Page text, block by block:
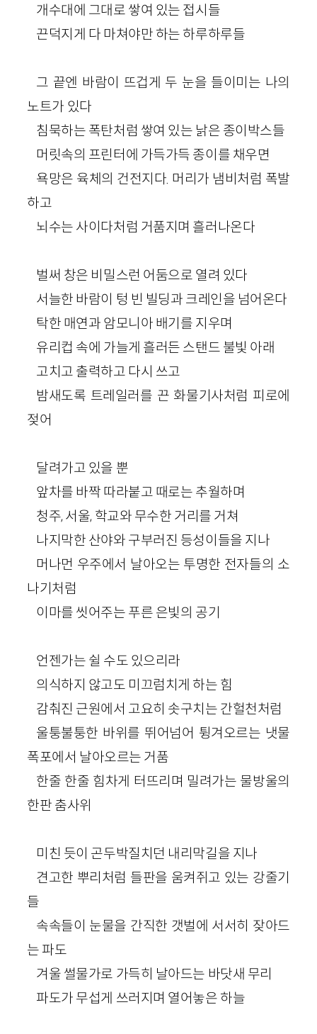
개수대에 그대로 쌓여 있는 접시들
끈덕지게 다 마쳐야만 하는 하루하루들
그 끝엔 바람이 뜨겁게 두 눈을 들이미는 나의
노트가 있다
침묵하는 폭탄처럼 쌓여 있는 낡은 종이박스들
머릿속의 프린터에 가득가득 종이를 채우면
욕망은 육체의 건전지다. 머리가 냄비처럼 폭발
하고
뇌수는 사이다처럼 거품지며 흘러나온다
벌써 창은 비밀스런 어둠으로 열려 있다
서늘한 바람이 텅 빈 빌딩과 크레인을 넘어온다
탁한 매연과 암모니아 배기를 지우며
유리컵 속에 가늘게 흘러든 스탠드 불빛 아래
고치고 출력하고 다시 쓰고
밤새도록 트레일러를 끈 화물기사처럼 피로에
젖어
달려가고 있을 뿐
앞차를 바짝 따라붙고 때로는 추월하며
청주, 서울, 학교와 무수한 거리를 거쳐
나지막한 산야와 구부러진 등성이들을 지나
머나먼 우주에서 날아오는 투명한 전자들의 소
나기처럼
이마를 씻어주는 푸른 은빛의 공기
언젠가는 쉴 수도 있으리라
의식하지 않고도 미끄럼치게 하는 힘
감춰진 근원에서 고요히 솟구치는 간헐천처럼
울퉁불퉁한 바위를 뛰어넘어 튕겨오르는 냇물
폭포에서 날아오르는 거품
한줄 한줄 힘차게 터뜨리며 밀려가는 물방울의
한판 춤사위
미친 듯이 곤두박질치던 내리막길을 지나
견고한 뿌리처럼 들판을 움켜쥐고 있는 강줄기
들
속속들이 눈물을 간직한 갯벌에 서서히 잦아드
는 파도
겨울 썰물가로 가득히 날아드는 바닷새 무리
파도가 무섭게 쓰러지며 열어놓은 하늘